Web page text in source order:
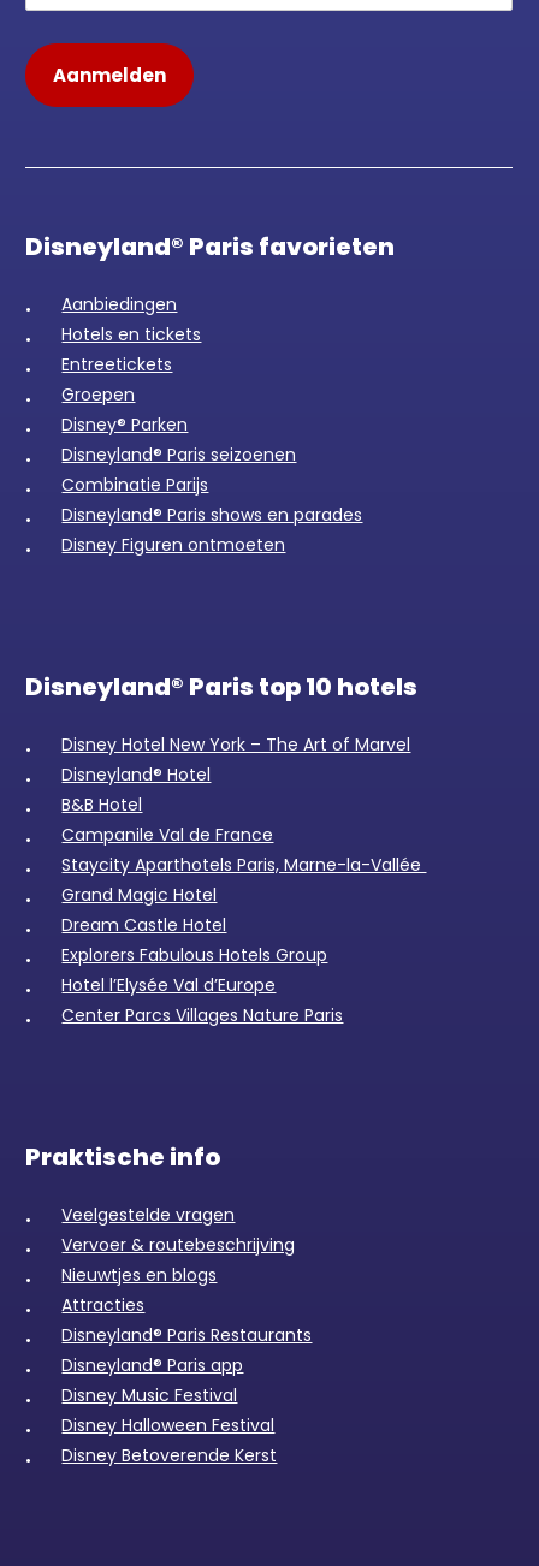
Disneyland® Paris favorieten
Aanbiedingen
Hotels en tickets
Entreetickets
Groepen
Disney® Parken
Disneyland® Paris seizoenen
Combinatie Parijs
Disneyland® Paris shows en parades
Disney Figuren ontmoeten
Disneyland® Paris top 10 hotels
Disney Hotel New York – The Art of Marvel
Disneyland® Hotel
B&B Hotel
Campanile Val de France
Staycity Aparthotels Paris, Marne-la-Vallée
Grand Magic Hotel
Dream Castle Hotel
Explorers Fabulous Hotels Group
Hotel l’Elysée Val d’Europe
Center Parcs Villages Nature Paris
Praktische info
Veelgestelde vragen
Vervoer & routebeschrijving
Nieuwtjes en blogs
Attracties
Disneyland® Paris Restaurants
Disneyland® Paris app
Disney Music Festival
Disney Halloween Festival
Disney Betoverende Kerst